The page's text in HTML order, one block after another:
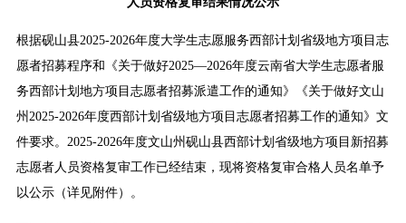
根据砚山县2025-2026年度大学生志愿服务西部计划省级地方项目志
愿者招募程序和《关于做好2025—2026年度云南省大学生志愿者服
务西部计划地方项目志愿者招募派遣工作的通知》《关于做好文山
州2025-2026年度西部计划省级地方项目志愿者招募工作的通知》文
件要求。2025-2026年度文山州砚山县西部计划省级地方项目新招募
志愿者人员资格复审工作已经结束，现将资格复审合格人员名单予
以公示（详见附件）。